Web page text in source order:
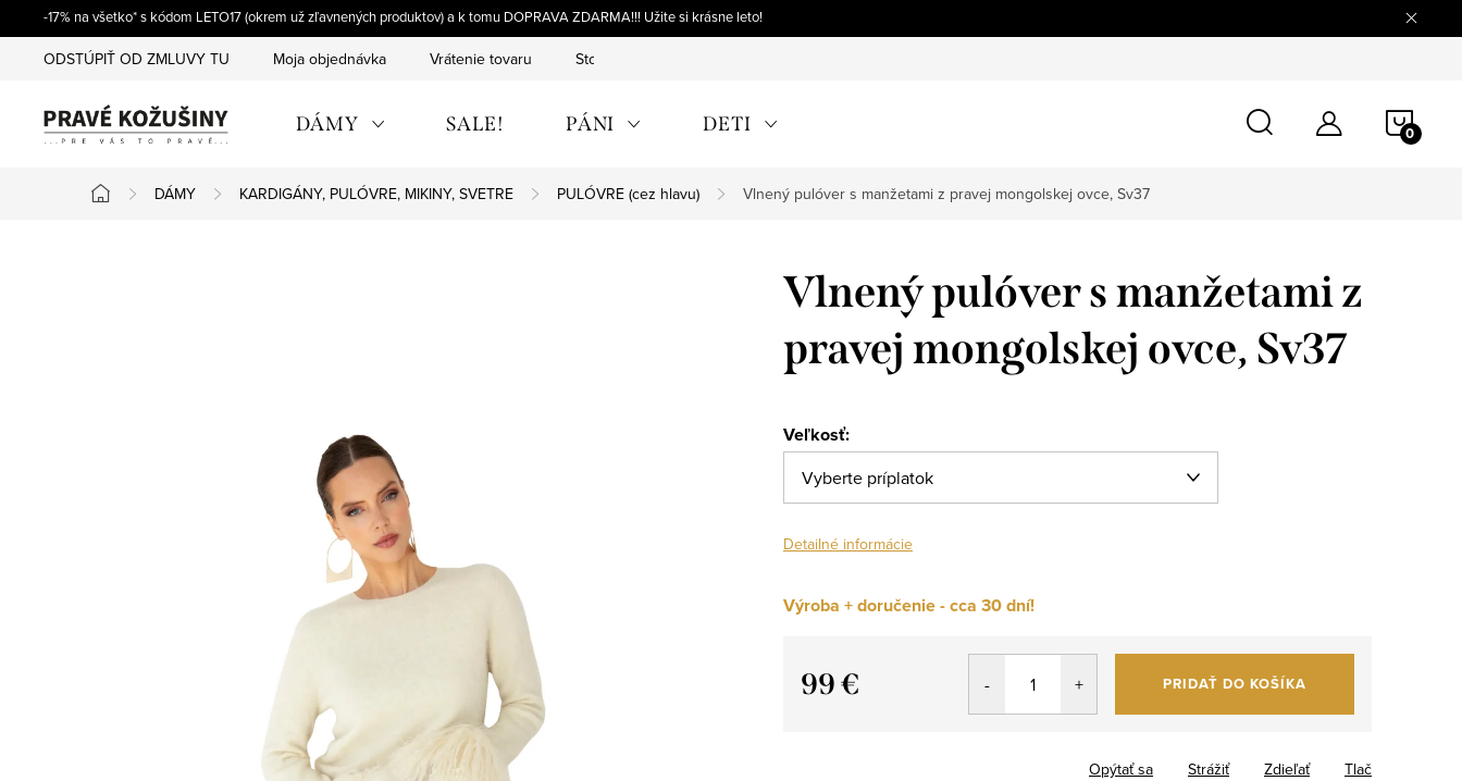
na
obsah
-17% na všetko* s kódom LETO17 (okrem už zľavnených produktov) a k tomu DOPRAVA ZDARMA!!! Užite si krásne leto!
ODSTÚPIŤ OD ZMLUVY TU Moja objednávka Vrátenie tovaru Storno objednávky
DÁMY SALE! PÁNI DETI
Domov
DÁMY KARDIGÁNY, PULÓVRE, MIKINY, SVETRE PULÓVRE (cez hlavu) Vlnený pulóver s manžetami z pravej mongolskej ovce, Sv37
Vlnený pulóver s manžetami z
pravej mongolskej ovce, Sv37
Veľkosť:
Detailné informácie
Výroba + doručenie - cca 30 dní!
99 € PRIDAŤ DO KOŠÍKA
Tlač
Opýtať sa Strážiť Zdieľať